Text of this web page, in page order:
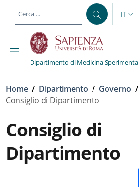
al contenuto principale
IT
Dipartimento di Medicina
Briciole di pane
Home / Dipartimento / Governo /
Consiglio di Dipartimento
Consiglio di
Dipartimento